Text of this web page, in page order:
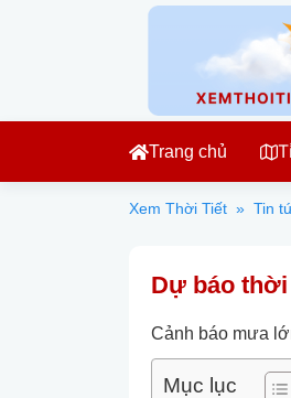
Trang chủ
Xem Thời Tiết » Tin
Dự báo thời
Cảnh báo mưa
Mục lục